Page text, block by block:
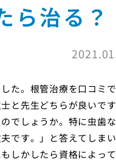
ら治る？
た。根管治療を口コミで
と先生どちらが良いです
でしょうか。特に虫歯な
です。」と答えてしまい
しかしたら資格によって